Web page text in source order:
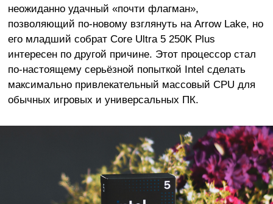
неожиданно удачный «почти флагман»,
позволяющий по-новому взглянуть на Arrow Lake, но
его младший собрат Core Ultra 5 250K Plus
интересен по другой причине. Этот процессор стал
по-настоящему серьёзной попыткой Intel сделать
максимально привлекательный массовый CPU для
обычных игровых и универсальных ПК.